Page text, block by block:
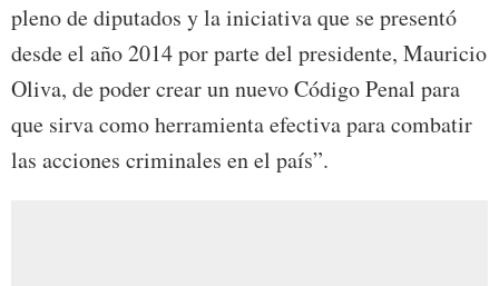
pleno de diputados y la iniciativa que se presentó
desde el año 2014 por parte del presidente, Mauricio
Oliva, de poder crear un nuevo Código Penal para
que sirva como herramienta efectiva para combatir
las acciones criminales en el país”.